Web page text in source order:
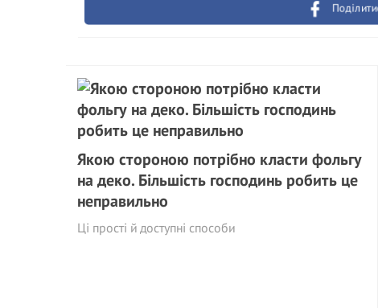
Якою стороною потрібно класти фольгу
на деко. Більшість господинь робить це
неправильно
Ці прості й доступні способи